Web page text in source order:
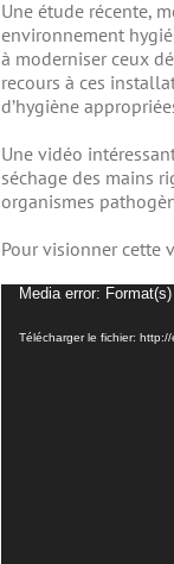
Une étude récente,
environnement
à moderniser ceux
recours à ces
d’hygiène
Une vidéo
séchage des mains
organismes
Pour visionner cette
Lecteur
Media error:
Télécharger le fichier: